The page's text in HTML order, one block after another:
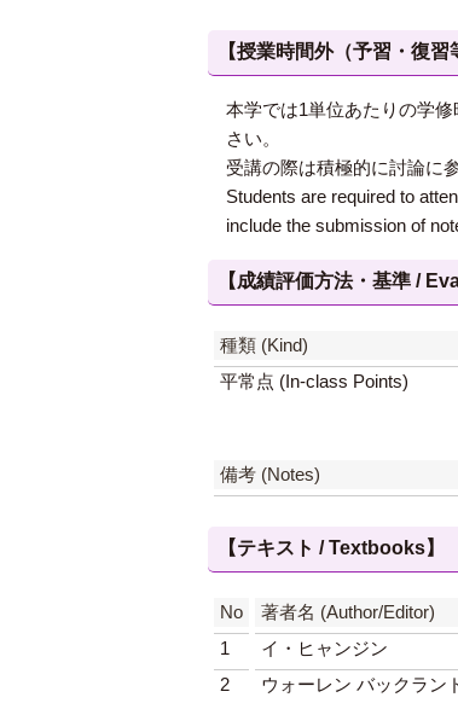
【授業時間外（予習・復
本学では1単位あたりの学
さい。
受講の際は積極的に討論に
Students are required to
include the submission of
【成績評価方法・基準 /
種類 (Kind)
平常点 (In-class Points)
備考 (Notes)
【テキスト / Textbooks】
No 著者名 (Author/Editor)
1
イ・ヒャンジン
2
ウォーレン バックラン